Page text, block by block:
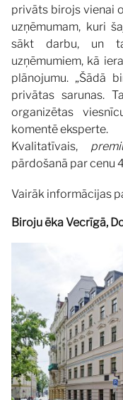
privāts birojs vienai
uzņēmumam, kuri
sākt darbu, un
uzņēmumiem, kā
plānojumu. „Šādā
privātas sarunas.
organizētas
komentē eksperte.
Kvalitatīvais,
pārdošanā par cenu
Vairāk informācijas
Biroju ēka Vecrīgā,